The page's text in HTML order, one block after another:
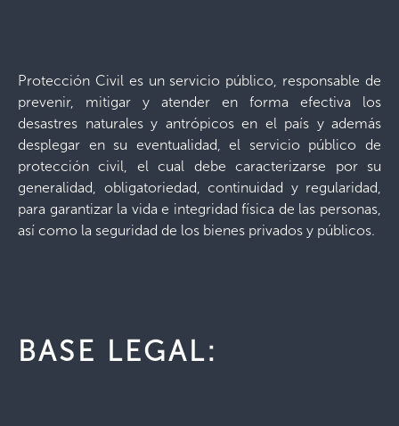
Protección Civil es un servicio público, responsable de
prevenir, mitigar y atender en forma efectiva los
desastres naturales y antrópicos en el país y además
desplegar en su eventualidad, el servicio público de
protección civil, el cual debe caracterizarse por su
generalidad, obligatoriedad, continuidad y regularidad,
para garantizar la vida e integridad física de las personas,
así como la seguridad de los bienes privados y públicos.
BASE LEGAL: